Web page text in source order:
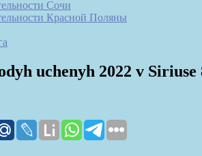
Сочи
Красной Поляны
uchenyh 2022 v Siriuse